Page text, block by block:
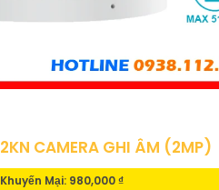
CAMERA GHI ÂM (2MP)
Mại: 980,000 ₫